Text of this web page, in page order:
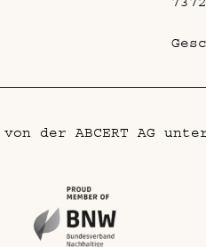
ABCERT AG unter